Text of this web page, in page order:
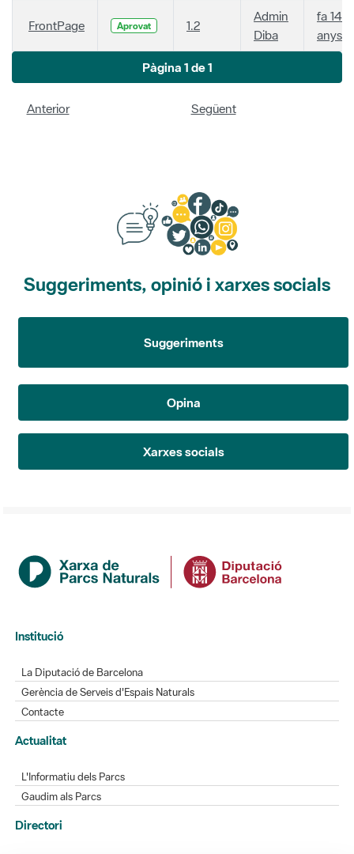
FrontPage Aprovat 1.2
Admin
Diba
fa 14
anys
Pàgina 1 de 1
Anterior Següent
Suggeriments, opinió i xarxes socials
Suggeriments
Opina
Xarxes socials
Institució
La Diputació de Barcelona
Gerència de Serveis d'Espais Naturals
Contacte
Actualitat
L'Informatiu dels Parcs
Gaudim als Parcs
Directori